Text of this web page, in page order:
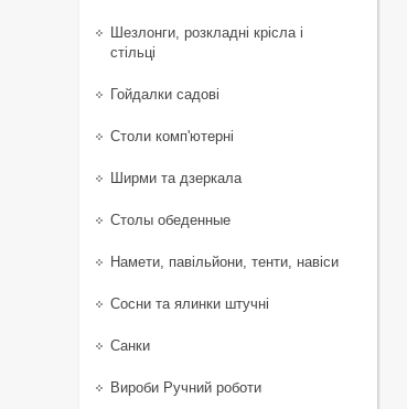
Шезлонги, розкладні крісла і
стільці
Гойдалки садові
Столи комп'ютерні
Ширми та дзеркала
Столы обеденные
Намети, павільйони, тенти, навіси
Сосни та ялинки штучні
Санки
Вироби Ручний роботи